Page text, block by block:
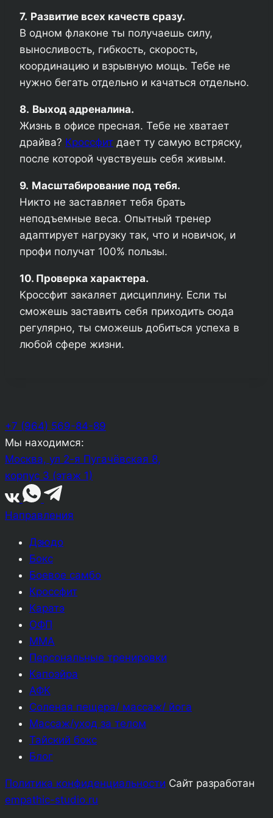
7. Развитие всех качеств сразу.
В одном флаконе ты получаешь силу,
выносливость, гибкость, скорость,
координацию и взрывную мощь. Тебе не
нужно бегать отдельно и качаться отдельно.
8. Выход адреналина.
Жизнь в офисе пресная. Тебе не хватает
драйва? Кроссфит дает ту самую встряску,
после которой чувствуешь себя живым.
9. Масштабирование под тебя.
Никто не заставляет тебя брать
неподъемные веса. Опытный тренер
адаптирует нагрузку так, что и новичок, и
профи получат 100% пользы.
10. Проверка характера.
Кроссфит закаляет дисциплину. Если ты
сможешь заставить себя приходить сюда
регулярно, ты сможешь добиться успеха в
любой сфере жизни.
+7 (964) 569-84-89
Мы находимся:
Москва, ул 2-я Пугачёвская 8,
корпус 3 (этаж 1)
Направления
Дзюдо
Бокс
Боевое самбо
Кроссфит
Каратэ
ОФП
ММА
Персональные тренировки
Капоэйра
АФК
Соленая пещера/ массаж/ йога
Массаж/уход за телом
Тайский бокс
Блог
Политика конфиденциальности Cайт разработан
empathic-studio.ru